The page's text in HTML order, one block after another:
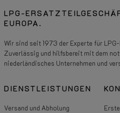
LPG-
EUROPA.
Wir sind seit 1973 der Experte für
Zuverlässig und hilfsbereit mit dem
niederländisches Unternehmen und
DIENSTLEISTUNGEN
Versand und Abholung